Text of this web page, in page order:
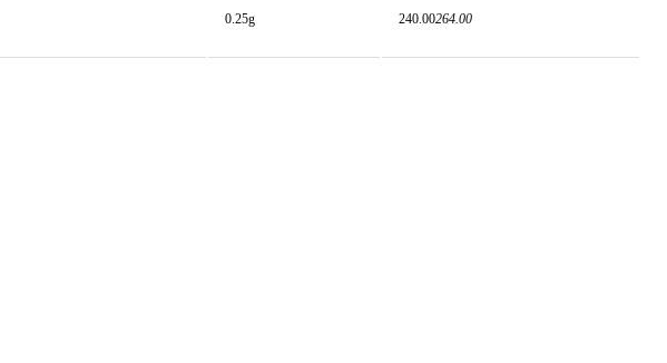
0.25g 240.00264.00